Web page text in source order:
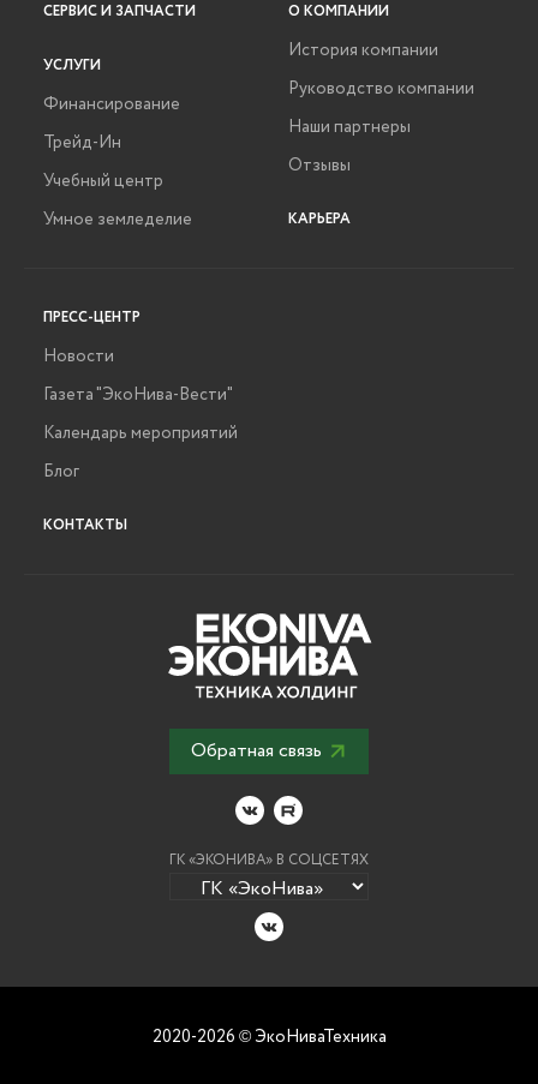
СЕРВИС И ЗАПЧАСТИ
УСЛУГИ
Финансирование
Трейд-Ин
Учебный центр
Умное земледелие
О КОМПАНИИ
История компании
Руководство компании
Наши партнеры
Отзывы
КАРЬЕРА
ПРЕСС-ЦЕНТР
Новости
Газета "ЭкоНива-Вести"
Календарь мероприятий
Блог
КОНТАКТЫ
Обратная связь
ГК «ЭКОНИВА» В СОЦСЕТЯХ
2020-2026 ©ЭкоНиваТехника